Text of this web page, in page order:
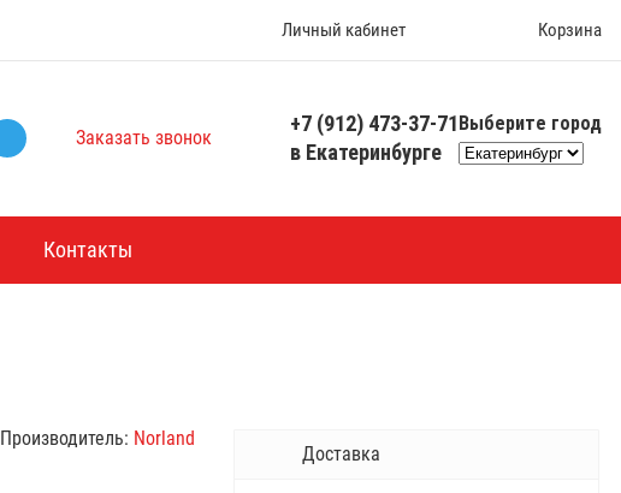
Личный кабинет Корзина
Заказать звонок
+7 (912) 473-37-71
в Екатеринбурге
Выберите город
Контакты
Производитель: Norland
Доставка